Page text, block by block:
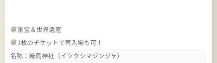
国宝＆世界遺産
1枚のチケットで再入場も可！
名称：厳島神社（イツクシマジンジャ）